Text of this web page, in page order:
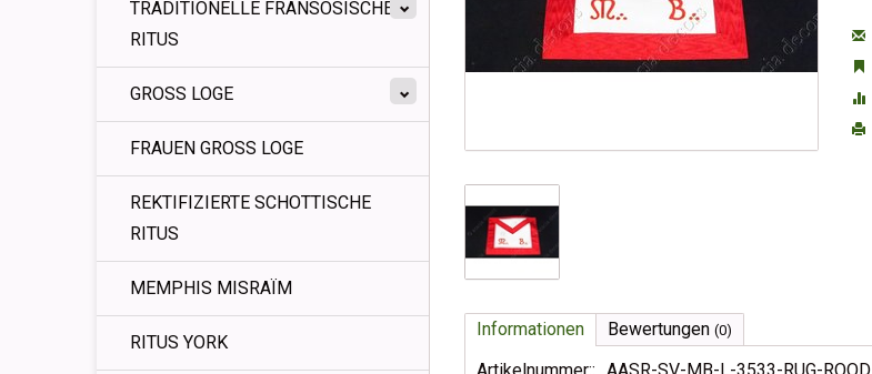
TRADITIONELLE FRANSÖSISCHE
RITUS
GROSS LOGE
FRAUEN GROSS LOGE
REKTIFIZIERTE SCHOTTISCHE
RITUS
MEMPHIS MISRAÏM
RITUS YORK
Informationen Bewertungen (0)